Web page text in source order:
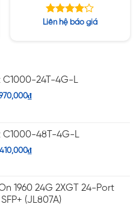
x 1G, NW Advantage
Được xếp
Liên hệ báo giá
24T-4G-L
₫
C1000-48T-4G-L
₫
1960 24G 2XGT 24-Port
(JL807A)